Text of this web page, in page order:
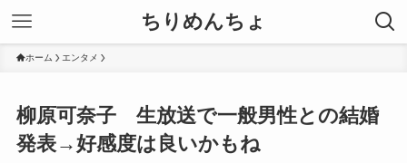
ちりめんちょ
ホーム エンタメ
柳原可奈子 生放送で一般男性との結婚
発表→好感度は良いかもね